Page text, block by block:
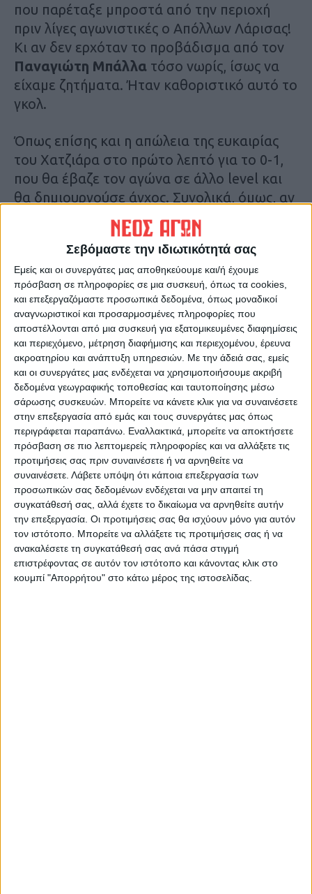
Σεβόμαστε την ιδιωτικότητά σας
Εμείς και οι συνεργάτες μας αποθηκεύουμε και/ή έχουμε
πρόσβαση σε πληροφορίες σε μια συσκευή, όπως τα cookies,
και επεξεργαζόμαστε προσωπικά δεδομένα, όπως μοναδικοί
αναγνωριστικοί και προσαρμοσμένες πληροφορίες που
αποστέλλονται από μια συσκευή για εξατομικευμένες διαφημίσεις
και περιεχόμενο, μέτρηση διαφήμισης και περιεχομένου, έρευνα
ακροατηρίου και ανάπτυξη υπηρεσιών. Με την άδειά σας, εμείς
και οι συνεργάτες μας ενδέχεται να χρησιμοποιήσουμε ακριβή
δεδομένα γεωγραφικής τοποθεσίας και ταυτοποίησης μέσω
σάρωσης συσκευών. Μπορείτε να κάνετε κλικ για να συναινέσετε
στην επεξεργασία από εμάς και τους συνεργάτες μας όπως
περιγράφεται παραπάνω. Εναλλακτικά, μπορείτε να αποκτήσετε
πρόσβαση σε πιο λεπτομερείς πληροφορίες και να αλλάξετε τις
προτιμήσεις σας πριν συναινέσετε ή να αρνηθείτε να
συναινέσετε. Λάβετε υπόψη ότι κάποια επεξεργασία των
προσωπικών σας δεδομένων ενδέχεται να μην απαιτεί τη
συγκατάθεσή σας, αλλά έχετε το δικαίωμα να αρνηθείτε αυτήν
την επεξεργασία. Οι προτιμήσεις σας θα ισχύουν μόνο για αυτόν
τον ιστότοπο. Μπορείτε να αλλάξετε τις προτιμήσεις σας ή να
ανακαλέσετε τη συγκατάθεσή σας ανά πάσα στιγμή
επιστρέφοντας σε αυτόν τον ιστότοπο και κάνοντας κλικ στο
κουμπί "Απορρήτου" στο κάτω μέρος της ιστοσελίδας.
που παρέταξε μπροστά από την περιοχή
πριν λίγες αγωνιστικές ο Απόλλων Λάρισας!
Κι αν δεν ερχόταν το προβάδισμα από τον
Παναγιώτη Μπάλλα τόσο νωρίς, ίσως να
είχαμε ζητήματα. Ήταν καθοριστικό αυτό το
γκολ.
Όπως επίσης και η απώλεια της ευκαιρίας
του Χατζιάρα στο πρώτο λεπτό για το 0-1,
που θα έβαζε τον αγώνα σε άλλο level και
θα δημιουργούσε άγχος. Συνολικά, όμως, αν
δούμε τη διαχείριση από πλευράς
Αναγέννησης θα της δώσουμε καλό βαθμό!
Είχε σοβαρή και καλή παρουσία, δεν
απειλήθηκε ούτε μία φορά (πέρα από τη
φάση στην έναρξη) και είχε πάλι αυτό το
«κάτι»που την κάνει ναξεχωρίζειγενικώς
φέτος:Μπορεί να βάλει γκολ με διάφορους
τρόπους ακόμη κι εκεί που νομίζεις ότι έχει
εγκλωβιστεί. Βρίσκει τις λύσεις διότι
διαθέτει και ικανούς παίκτες (που μπορούν
να αλλάξουν το ρου με μια ατομική
προσπάθεια) και σοβαρό πλάνο από τον
πάγκο!
Προχθές είδαμε μια ομάδα να επανέρχεται
ύστερα από τόσο καιρό σε αγώνα και να
είναι άψογη ανασταλτικά, να πρεσάρει
ψηλά, να διατηρεί την πρωτοβουλία και να
“πνίγει” τον αντίπαλό της που δεν μπόρεσε